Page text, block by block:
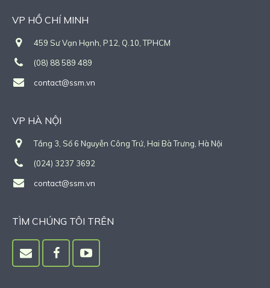
VP HỒ CHÍ MINH
459 Sư Vạn Hạnh, P12, Q.10, TPHCM
(08) 88 589 489
contact@ssm.vn
VP HÀ NỘI
Tầng 3, Số 6 Nguyễn Công Trứ, Hai Bà Trưng, Hà Nội
(024) 3237 3692
contact@ssm.vn
TÌM CHÚNG TÔI TRÊN